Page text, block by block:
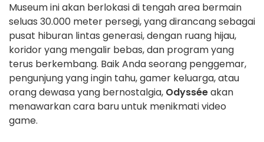
Museum ini akan berlokasi di tengah area bermain
seluas 30.000 meter persegi, yang dirancang sebagai
pusat hiburan lintas generasi, dengan ruang hijau,
koridor yang mengalir bebas, dan program yang
terus berkembang. Baik Anda seorang penggemar,
pengunjung yang ingin tahu, gamer keluarga, atau
orang dewasa yang bernostalgia, Odysséeakan
menawarkan cara baru untuk menikmati video
game.